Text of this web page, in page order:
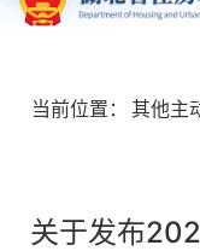
当前位置： 其他主
关于发布